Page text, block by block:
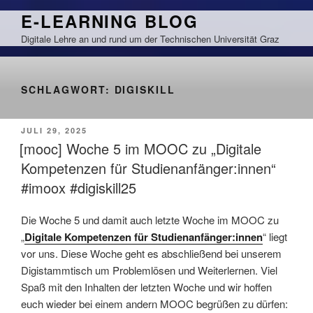
Zum
springen
E-LEARNING BLOG
Digitale Lehre an und rund um der Technischen Universität Graz
SCHLAGWORT: DIGISKILL
VERÖFFENTLICHT
AM
JULI 29, 2025
[mooc] Woche 5 im MOOC zu „Digitale
Kompetenzen für Studienanfänger:innen“
#imoox #digiskill25
Die Woche 5 und damit auch letzte Woche im MOOC zu
„Digitale Kompetenzen für Studienanfänger:innen“ liegt
vor uns. Diese Woche geht es abschließend bei unserem
Digistammtisch um Problemlösen und Weiterlernen. Viel
Spaß mit den Inhalten der letzten Woche und wir hoffen
euch wieder bei einem andern MOOC begrüßen zu dürfen: